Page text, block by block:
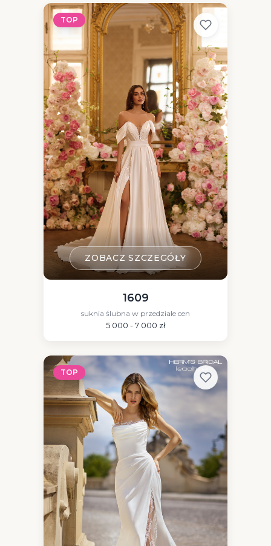
TOP
ZOBACZ SZCZEGÓŁY
1609
suknia ślubna w przedziale cen
5 000 - 7 000 zł
TOP